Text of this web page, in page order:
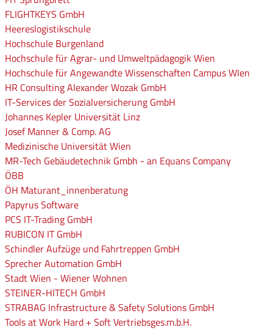
FLIGHTKEYS GmbH
Heereslogistikschule
Hochschule Burgenland
Hochschule für Agrar- und Umweltpädagogik Wien
Hochschule für Angewandte Wissenschaften Campus WIen
HR Consulting Alexander Wozak GmbH
IT-Services der Sozialversicherung GmbH
Johannes Kepler Universität Linz
Josef Manner & Comp. AG
Medizinische Universität Wien
MR-Tech Gebäudetechnik Gmbh - an Equans Company
ÖBB
ÖH Maturant_innenberatung
Papyrus Software
PCS IT-Trading GmbH
RUBICON IT GmbH
Schindler Aufzüge und Fahrtreppen GmbH
Sprecher Automation GmbH
Stadt Wien - Wiener Wohnen
STEINER-HITECH GmbH
STRABAG Infrastructure & Safety Solutions GmbH
Tools at Work Hard + Soft Vertriebsges.m.b.H.